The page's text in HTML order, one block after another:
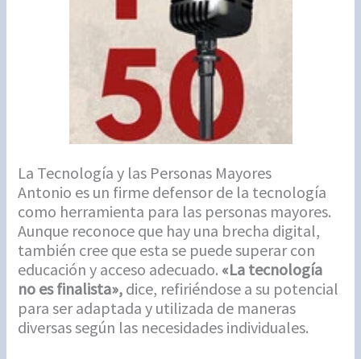
La Tecnología y las Personas Mayores
Antonio es un firme defensor de la tecnología
como herramienta para las personas mayores.
Aunque reconoce que hay una brecha digital,
también cree que esta se puede superar con
educación y acceso adecuado. «La tecnología
no es finalista», dice, refiriéndose a su potencial
para ser adaptada y utilizada de maneras
diversas según las necesidades individuales.